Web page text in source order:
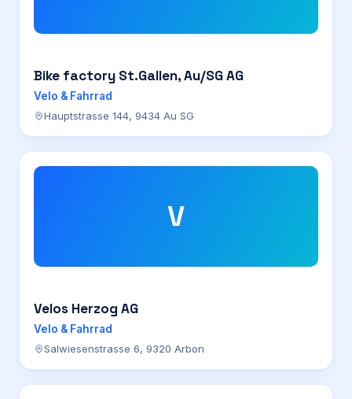
Bike factory St.Gallen, Au/SG AG
Velo & Fahrrad
Hauptstrasse 144, 9434 Au SG
V
Velos Herzog AG
Velo & Fahrrad
Salwiesenstrasse 6, 9320 Arbon